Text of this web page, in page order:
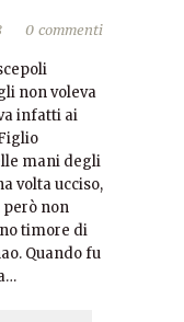
0 commenti
non voleva
infatti ai
mani degli
volta ucciso,
non
timore di
Quando fu